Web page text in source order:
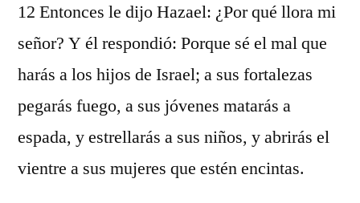
12 Entonces le dijo Hazael: ¿Por qué llora mi
señor? Y él respondió: Porque sé el mal que
harás a los hijos de Israel; a sus fortalezas
pegarás fuego, a sus jóvenes matarás a
espada, y estrellarás a sus niños, y abrirás el
vientre a sus mujeres que estén encintas.